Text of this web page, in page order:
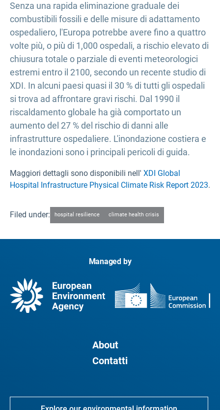
Senza una rapida eliminazione graduale dei
combustibili fossili e delle misure di adattamento
ospedaliero, l'Europa potrebbe avere fino a quattro
volte più, o più di 1,000 ospedali, a rischio elevato di
chiusura totale o parziale di eventi meteorologici
estremi entro il 2100, secondo un recente studio di
XDI. In alcuni paesi quasi il 30 % di tutti gli ospedali
si trova ad affrontare gravi rischi. Dal 1990 il
riscaldamento globale ha già comportato un
aumento del 27 % del rischio di danni alle
infrastrutture ospedaliere. L'inondazione costiera e
le inondazioni sono i principali pericoli di guida.
Maggiori dettagli sono disponibili nell' XDI Global
Hospital Infrastructure Physical Climate Risk Report 2023.
Filed under: hospital resilience climate health crisis
Managed by
About
Contatti